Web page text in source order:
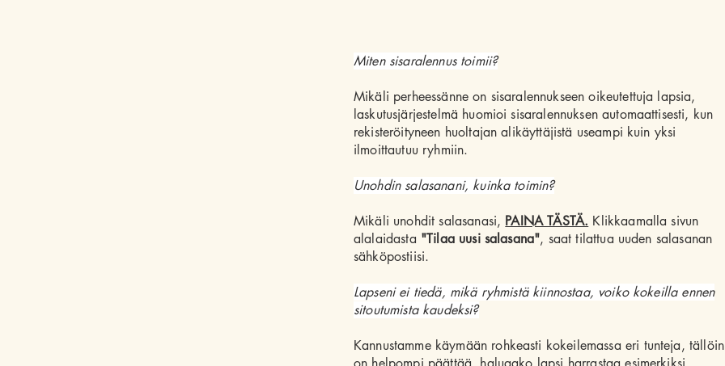
Miten sisaralennus toimii?
Mikäli perheessänne on sisaralennukseen oikeutettuja lapsia,
laskutusjärjestelmä huomioi sisaralennuksen automaattisesti, kun
rekisteröityneen huoltajan alikäyttäjistä useampi kuin yksi
ilmoittautuu ryhmiin.
Unohdin salasanani, kuinka toimin?
Mikäli unohdit salasanasi, PAINA TÄSTÄ. Klikkaamalla sivun
alalaidasta "Tilaa uusi salasana", saat tilattua uuden salasanan
sähköpostiisi.
Lapseni ei tiedä, mikä ryhmistä kiinnostaa, voiko kokeilla ennen
sitoutumista kaudeksi?
Kannustamme käymään rohkeasti kokeilemassa eri tunteja, tällöin